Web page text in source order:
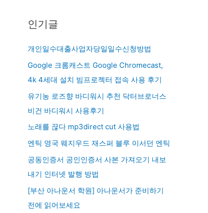
인기글
개인일수대출사업자당일일수신청방법
Google 크롬캐스트 Google Chromecast,
4k 4세대 설치 빔프로젝터 접속 사용 후기
유기농 로즈향 바디워시 추천 닥터브로너스
비건 바디워시 사용후기
노래를 끊다 mp3direct cut 사용법
엔틱 영국 웨지우드 재스퍼 블루 이서던 엔틱
공동인증서 공인인증서 사본 가져오기 내보
내기 인터넷 발행 방법
[부산 아나운서 학원] 아나운서가 준비하기
전에 읽어보세요